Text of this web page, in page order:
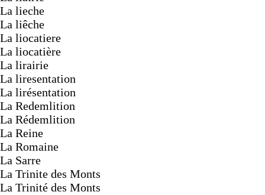
La lieche
La liêche
La liocatiere
La liocatière
La lirairie
La liresentation
La lirésentation
La Redemlition
La Rédemlition
La Reine
La Romaine
La Sarre
La Trinite des Monts
La Trinité des Monts